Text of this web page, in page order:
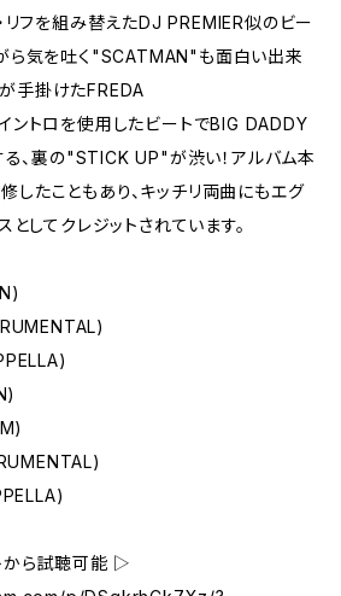
リフを組み替えたDJ PREMIER似のビー
ら気を吐く"SCATMAN"も面白い出来
手掛けたFREDA
ントロを使用したビートでBIG DADDY
、裏の"STICK UP"が渋い！アルバム本
したこともあり、キッチリ両曲にもエグ
としてクレジットされています。
から試聴可能 ▷